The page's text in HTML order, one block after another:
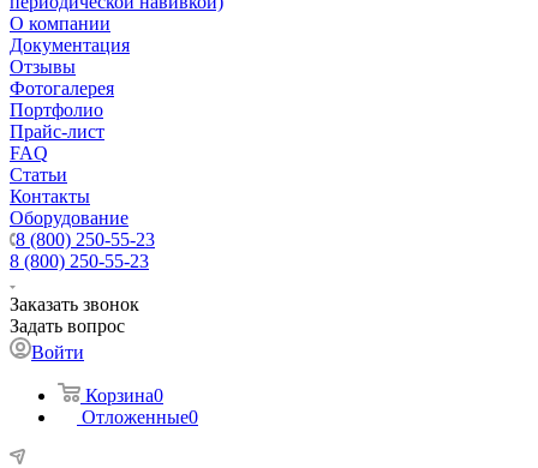
О компании
Документация
Отзывы
Фотогалерея
Портфолио
Прайс-лист
FAQ
Статьи
Контакты
Оборудование
8 (800) 250-55-23
8 (800) 250-55-23
Заказать звонок
Задать вопрос
Войти
Корзина0
Отложенные0